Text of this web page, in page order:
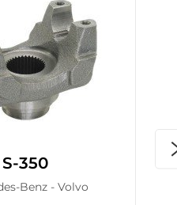
S-350
Benz - Volvo